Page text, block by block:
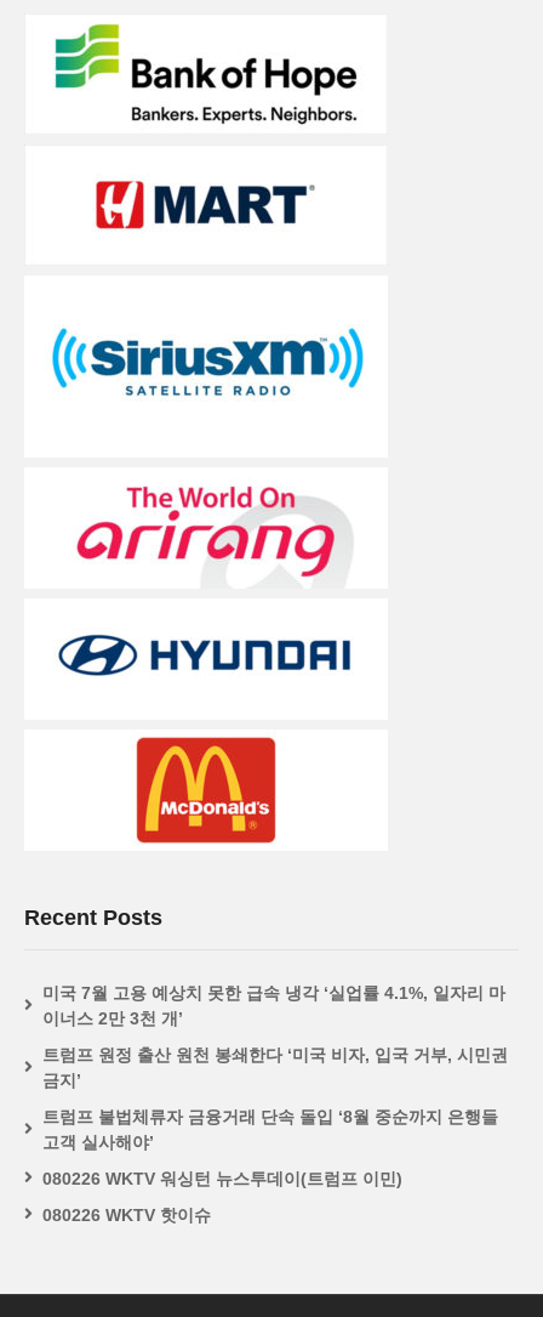
Recent Posts
미국 7월 고용 예상치 못한 급속 냉각 ‘실업률 4.1%, 일자리 마
이너스 2만 3천 개’
트럼프 원정 출산 원천 봉쇄한다 ‘미국 비자, 입국 거부, 시민권
금지’
트럼프 불법체류자 금융거래 단속 돌입 ‘8월 중순까지 은행들
고객 실사해야’
080226 WKTV 워싱턴 뉴스투데이(트럼프 이민)
080226 WKTV 핫이슈